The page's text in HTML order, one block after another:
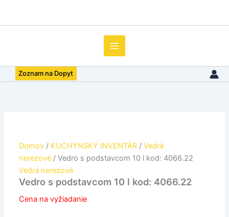
Zoznam na Dopyt
Domov / KUCHYNSKÝ INVENTÁR /Vedrá
nerezové / Vedro s podstavcom 10 l kod: 4066.22
Vedrá nerezové
Vedro s podstavcom 10 l kod: 4066.22
Cena na vyžiadanie
s
kod:
4066.22